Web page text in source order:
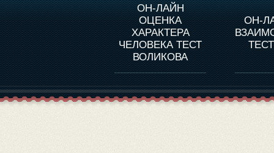
ОН-ЛАЙН
ОЦЕНКА
ХАРАКТЕРА
ЧЕЛОВЕКА ТЕСТ
ВОЛИКОВА
ОН-
О ПРОГРАММЕ
ОЦЕНКА ХАРАКТЕРA
ЧЕЛОВЕКА
ОЦЕНКА ХАРАКТЕРА
ВЫДАЮЩИХСЯ
ЛИЧНОСТЕЙ